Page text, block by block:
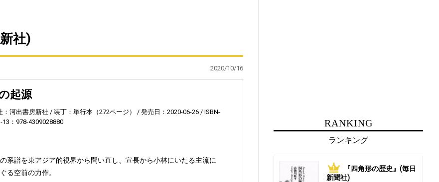
社)
2020/10/16
起源
：河出書房新社 装丁：単行本（272ページ） 発売日：2020-06-26
ISBN-
13：978-4309028880
系譜を東アジア的視界から問い直し、宣長から小林にいたる主流に
る空前の力作。
RANKING
ランキング
1
『四角形の歴史』(毎日
新聞社)